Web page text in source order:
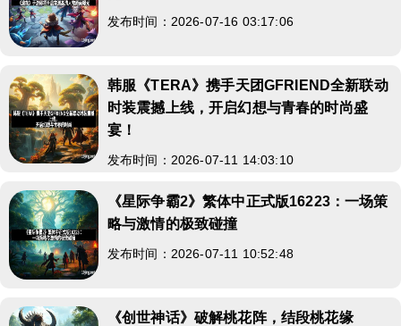
发布时间：2026-07-16 03:17:06
韩服《TERA》携手天团GFRIEND全新联动
时装震撼上线，开启幻想与青春的时尚盛
宴！
发布时间：2026-07-11 14:03:10
《星际争霸2》繁体中正式版16223：一场策
略与激情的极致碰撞
发布时间：2026-07-11 10:52:48
《创世神话》破解桃花阵，结段桃花缘